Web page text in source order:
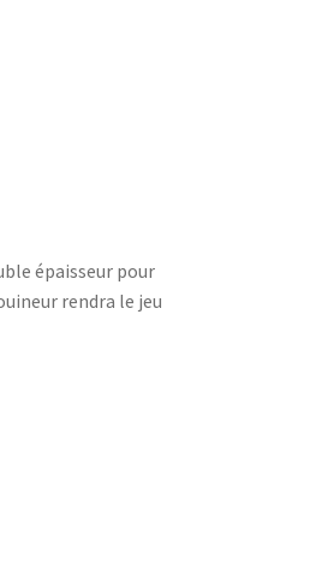
épaisseur pour
rendra le jeu